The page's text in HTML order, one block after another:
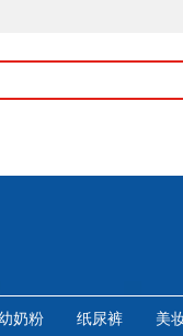
奶粉 纸尿裤 美